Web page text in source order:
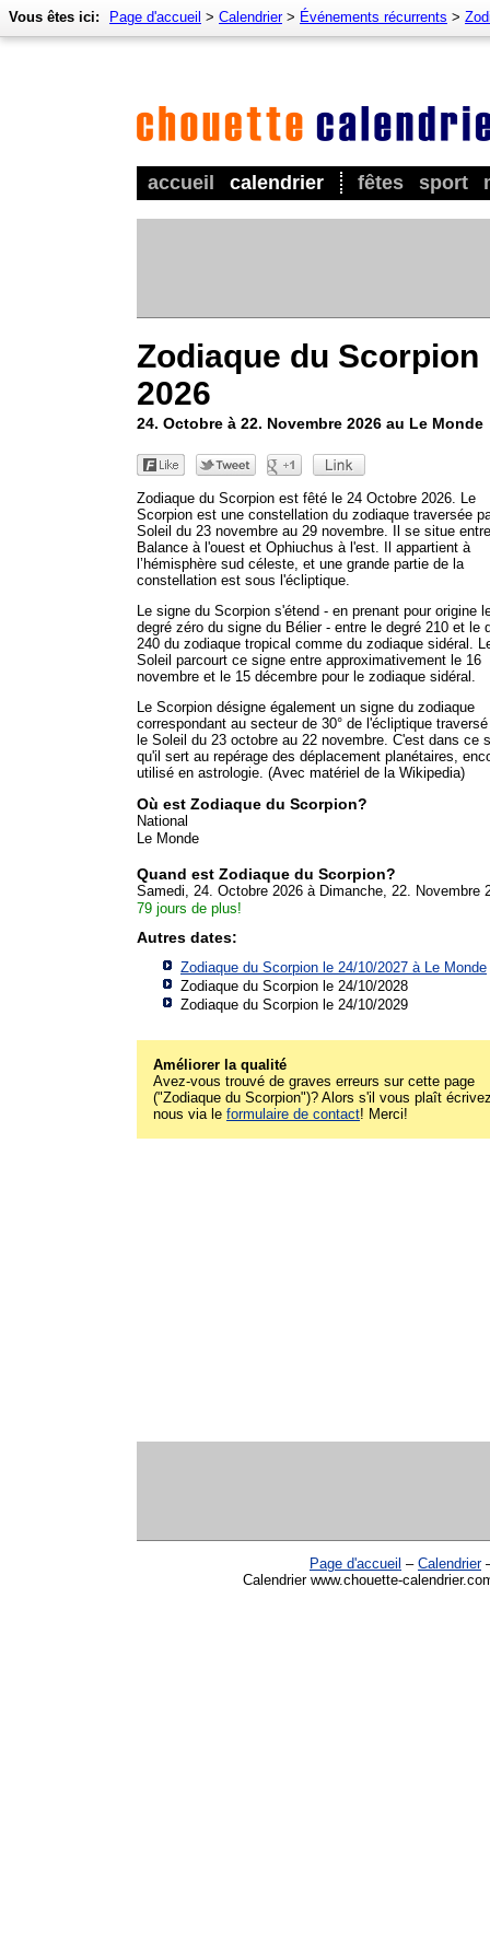
accueil calendrier fêtes sport
Vous êtes ici: Page d'accueil > Calendrier> Événements récurrents >
Zodiaque du Scorpion
2026
24. Octobre à 22. Novembre 2026 au Le Monde
Zodiaque du Scorpion est fêté le 24 Octobre 2026. Le
Scorpion est une constellation du zodiaque traversée
Soleil du 23 novembre au 29 novembre. Il se situe
Balance à l'ouest et Ophiuchus à l'est. Il appartient à
l’hémisphère sud céleste, et une grande partie de la
constellation est sous l'écliptique.
Le signe du Scorpion s'étend - en prenant pour origine
degré zéro du signe du Bélier - entre le degré 210 et le
240 du zodiaque tropical comme du zodiaque sidéral.
Soleil parcourt ce signe entre approximativement le 16
novembre et le 15 décembre pour le zodiaque sidéral.
Le Scorpion désigne également un signe du zodiaque
correspondant au secteur de 30° de l'écliptique
le Soleil du 23 octobre au 22 novembre. C'est dans ce
qu'il sert au repérage des déplacement planétaires,
utilisé en astrologie. (Avec matériel de la Wikipedia)
Où est Zodiaque du Scorpion?
National
Le Monde
Quand est Zodiaque du Scorpion?
Samedi, 24. Octobre 2026 à Dimanche, 22. Novembre
79 jours de plus!
Autres dates:
Zodiaque du Scorpion le 24/10/2027 à
Le Monde
Zodiaque du Scorpion le 24/10/2028
Zodiaque du Scorpion le 24/10/2029
Améliorer la qualité
Avez-vous trouvé de graves erreurs sur cette page
("Zodiaque du Scorpion")? Alors s'il vous plaît
nous via le formulaire de contact! Merci!
Page d'accueil – Calendrier
Calendrier www.chouette-